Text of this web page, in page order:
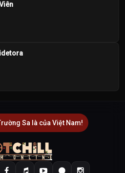
Sa là của Việt Nam!